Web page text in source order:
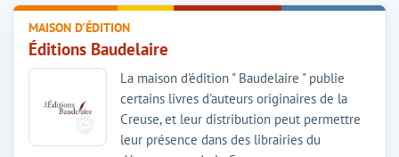
MAISON D'ÉDITION
Éditions Baudelaire
La maison d'édition " Baudelaire " publie
certains livres d'auteurs originaires de la
Creuse, et leur distribution peut permettre
leur présence dans des librairies du